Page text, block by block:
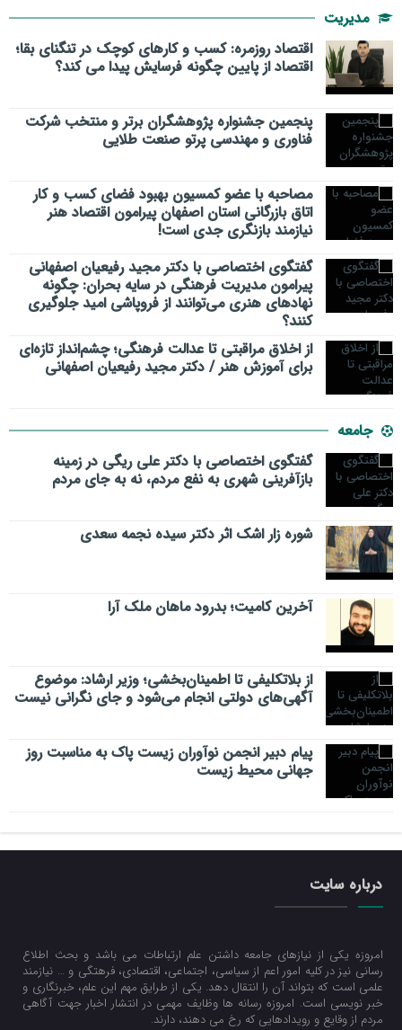
مدیریت
اقتصاد روزمره: کسب‌ و کارهای کوچک در تنگنای بقا؛
اقتصاد از پایین چگونه فرسایش پیدا می کند؟
پنجمین جشنواره پژوهشگران برتر و منتخب شرکت
فناوری و مهندسی پرتو صنعت طلایی
مصاحبه با عضو کمسیون بهبود فضای کسب و کار
اتاق بازرگانی استان اصفهان پیرامون اقتصاد هنر
نیازمند بازنگری جدی است!
گفتگوی اختصاصی با دکتر مجید رفیعیان اصفهانی
پیرامون مدیریت فرهنگی در سایه بحران: چگونه
نهادهای هنری می‌توانند از فروپاشی امید جلوگیری
کنند؟
از اخلاق مراقبتی تا عدالت فرهنگی؛ چشم‌انداز تازه‌ای
برای آموزش هنر / دکتر مجید رفیعیان اصفهانی
جامعه
گفتگوی اختصاصی با دکتر علی ریگی در زمینه
بازآفرینی شهری به نفع مردم، نه به جای مردم
شوره زار اشک اثر دکتر سیده نجمه سعدی
​آخرین کامیت؛ بدرود ماهان ملک آرا
از بلاتکلیفی تا اطمینان‌بخشی؛ وزیر ارشاد: موضوع
آگهی‌های دولتی انجام می‌شود و جای نگرانی نیست
پیام دبیر انجمن نوآوران زیست پاک به مناسبت روز
جهانی محیط زیست
درباره سایت
امروزه یکی از نیازهای جامعه داشتن علم ارتباطات می باشد و بحث اطلاع
رسانی نیز در کلیه امور اعم از سیاسی، اجتماعی، اقتصادی، فرهتگی و … نیازمند
علمی است که بتواند آن را انتقال دهد. یکی از طرایق مهم این علم، خبرنگاری و
خبر نویسی است. امروزه رسانه ها وظایف مهمی در انتشار اخبار جهت آگاهی
مردم از وقایع و رویدادهایی که رخ می دهند، دارند.